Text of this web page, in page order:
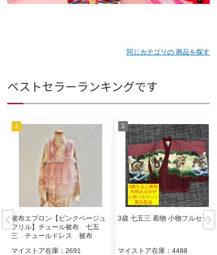
同じカテゴリの 商品を探す
ベストセラーランキングです
被布エプロン【ピンクベージュ
フリル】チュール被布 七五
三 チュールドレス 被布
マイストア在庫： 2691
3歳 七五三 着物 小物フルセット
マイストア在庫： 4488